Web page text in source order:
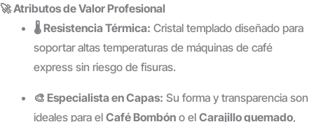
🚀 Atributos de Valor Profesional
🌡️ Resistencia Térmica: Cristal templado diseñado para
soportar altas temperaturas de máquinas de café
express sin riesgo de fisuras.
🎨 Especialista en Capas: Su forma y transparencia son
ideales para el Café Bombón o el Carajillo quemado,